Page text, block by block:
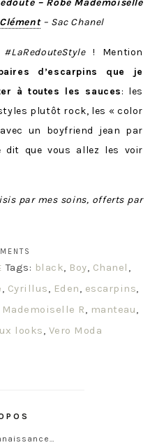
– Robe Mademoiselle
– Sac Chanel
#LaRedouteStyle! Mention
d’escarpins que je
à toutes les sauces: les
plutôt rock, les « color
un boyfriend jean par
dit que vous allez les voir
par mes soins, offerts par
Tags: black, Boy, Chanel ,
, Cyrillus, Eden, escarpins,
Mademoiselle R, manteau,
looks, Vero Moda